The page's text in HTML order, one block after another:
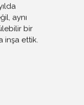
aynı
bir
inşa ettik.